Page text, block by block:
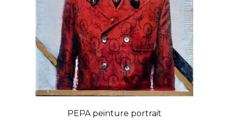
PEPA peinture portrait